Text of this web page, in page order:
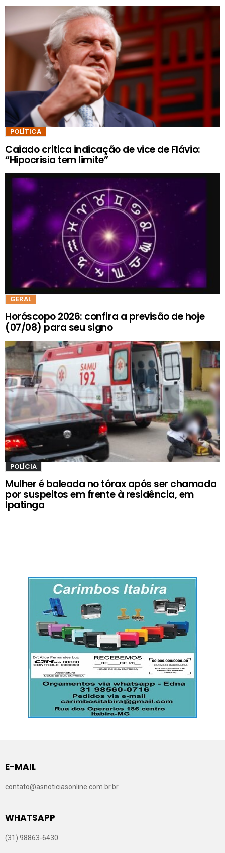
POLÍTICA
Caiado critica indicação de vice de Flávio:
“Hipocrisia tem limite”
GERAL
Horóscopo 2026: confira a previsão de hoje
(07/08) para seu signo
POLÍCIA
Mulher é baleada no tórax após ser chamada
por suspeitos em frente à residência, em
Ipatinga
E-MAIL
contato@asnoticiasonline.com.br.br
WHATSAPP
(31) 98863-6430